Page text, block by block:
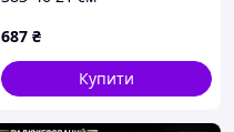
687 ₴
Купити